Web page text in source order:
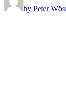
by Peter